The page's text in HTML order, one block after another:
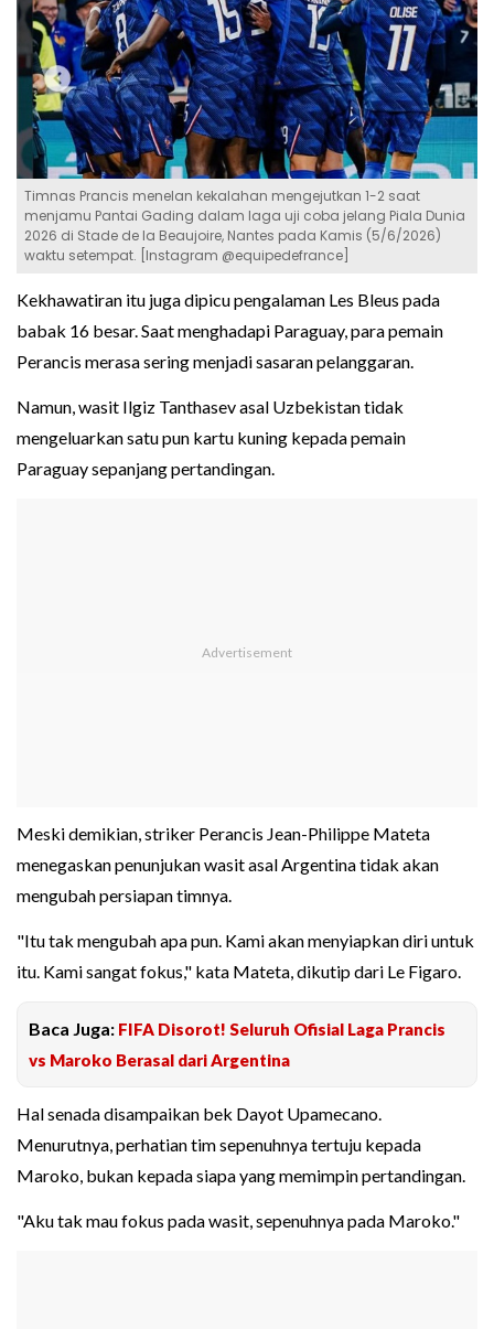
Timnas Prancis menelan kekalahan mengejutkan 1-2 saat
menjamu Pantai Gading dalam laga uji coba jelang Piala Dunia
2026 di Stade de la Beaujoire, Nantes pada Kamis (5/6/2026)
waktu setempat. [Instagram @equipedefrance]
Kekhawatiran itu juga dipicu pengalaman Les Bleus pada
babak 16 besar. Saat menghadapi Paraguay, para pemain
Perancis merasa sering menjadi sasaran pelanggaran.
Namun, wasit Ilgiz Tanthasev asal Uzbekistan tidak
mengeluarkan satu pun kartu kuning kepada pemain
Paraguay sepanjang pertandingan.
Meski demikian, striker Perancis Jean-Philippe Mateta
menegaskan penunjukan wasit asal Argentina tidak akan
mengubah persiapan timnya.
"Itu tak mengubah apa pun. Kami akan menyiapkan diri untuk
itu. Kami sangat fokus," kata Mateta, dikutip dari Le Figaro.
Baca Juga: FIFA Disorot! Seluruh Ofisial Laga Prancis
vs Maroko Berasal dari Argentina
Hal senada disampaikan bek Dayot Upamecano.
Menurutnya, perhatian tim sepenuhnya tertuju kepada
Maroko, bukan kepada siapa yang memimpin pertandingan.
"Aku tak mau fokus pada wasit, sepenuhnya pada Maroko."